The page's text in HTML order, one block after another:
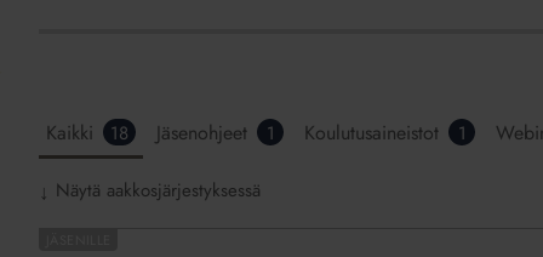
Kaikki 18 Jäsenohjeet 1 Koulutusaineistot 1
↓ Näytä aakkosjärjestyksessä